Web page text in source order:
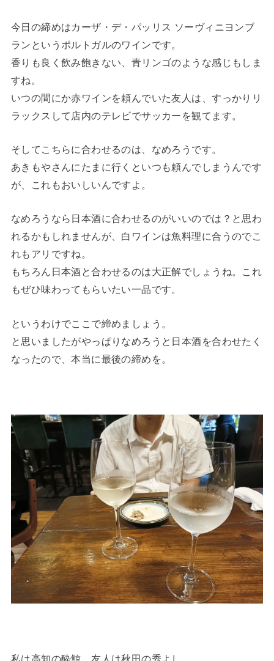
今日の締めはカーザ・デ・パッリス ソーヴィニヨンブ
ランというポルトガルのワインです。
香りも良く飲み飽きない、青リンゴのような感じもしま
すね。
いつの間にか赤ワインを頼んでいた友人は、すっかりリ
ラックスして店内のテレビでサッカーを観てます。
そしてこちらに合わせるのは、なめろうです。
あきもやさんにたまに行くといつも頼んでしまうんです
が、これもおいしいんですよ。
なめろうなら日本酒に合わせるのがいいのでは？と思わ
れるかもしれませんが、白ワインは魚料理に合うのでこ
れもアリですね。
もちろん日本酒と合わせるのは大正解でしょうね。これ
もぜひ味わってもらいたい一品です。
というわけでここで締めましょう。
と思いましたがやっぱりなめろうと日本酒を合わせたく
なったので、本当に最後の締めを。